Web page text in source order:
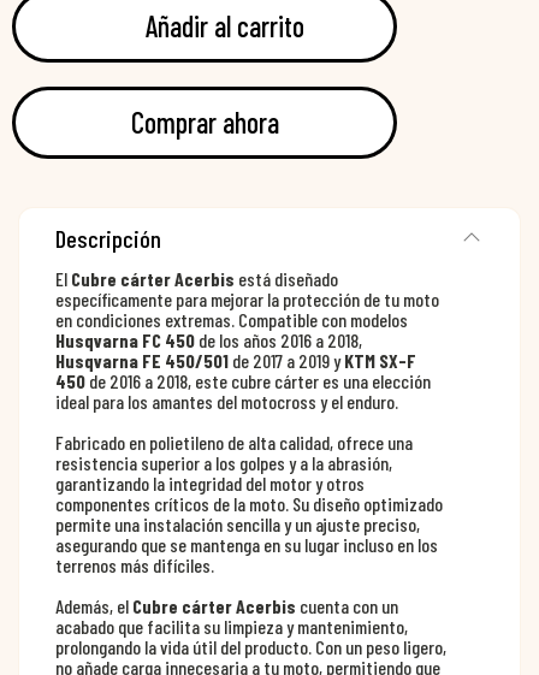
Añadir al carrito
Comprar ahora
Descripción
El Cubre cárter Acerbis está diseñado
específicamente para mejorar la protección de tu moto
en condiciones extremas. Compatible con modelos
Husqvarna FC 450 de los años 2016 a 2018,
Husqvarna FE 450/501 de 2017 a 2019 yKTM SX-F
450 de 2016 a 2018, este cubre cárter es una elección
ideal para los amantes del motocross y el enduro.
Fabricado en polietileno de alta calidad, ofrece una
resistencia superior a los golpes y a la abrasión,
garantizando la integridad del motor y otros
componentes críticos de la moto. Su diseño optimizado
permite una instalación sencilla y un ajuste preciso,
asegurando que se mantenga en su lugar incluso en los
terrenos más difíciles.
Además, el Cubre cárter Acerbis cuenta con un
acabado que facilita su limpieza y mantenimiento,
prolongando la vida útil del producto. Con un peso ligero,
no añade carga innecesaria a tu moto, permitiendo que